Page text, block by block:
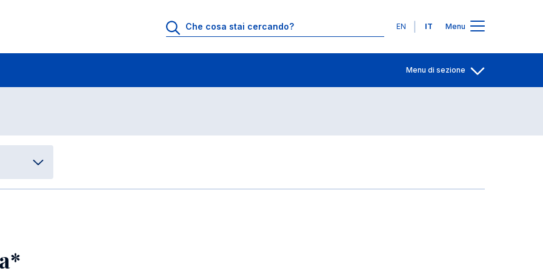
Lingue
EN IT Menu
Menu di sezione
del corso Apri per